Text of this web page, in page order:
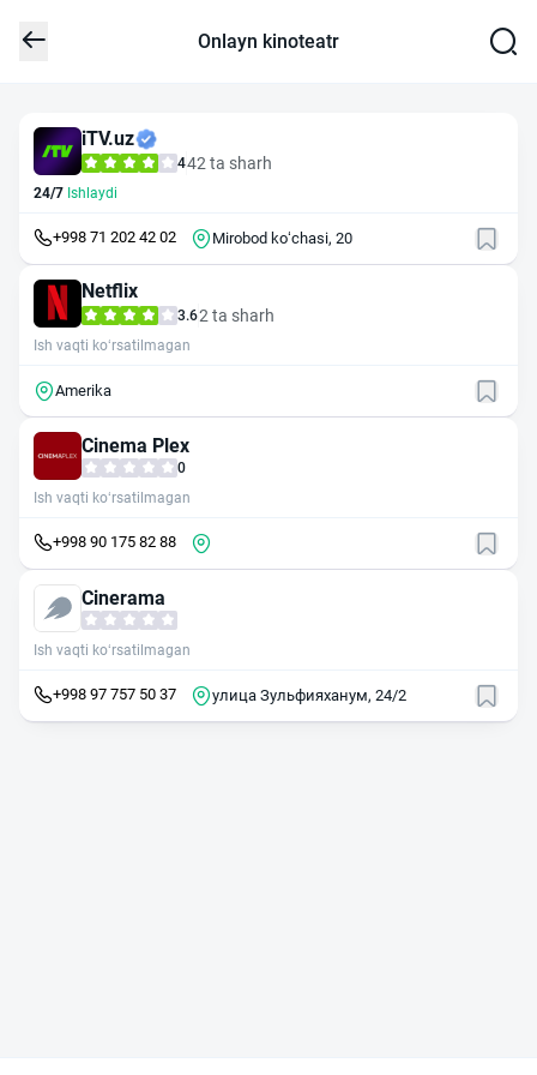
Onlayn kinoteatr
iTV.uz
442 ta sharh
24/7 Ishlaydi
+998 71 202 42 02 Mirobod koʻchasi, 20
Netflix
3.62 ta sharh
Ish vaqti ko‘rsatilmagan
Amerika
Cinema Plex
0
Ish vaqti ko‘rsatilmagan
+998 90 175 82 88
Cinerama
Ish vaqti ko‘rsatilmagan
+998 97 757 50 37 улица Зульфияханум, 24/2